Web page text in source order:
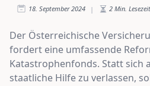
18. September 2024 | 2 Min. Lesezeit
Der Österreichische
fordert eine umfassende
Katastrophenfonds. Statt sich
staatliche Hilfe zu verlassen,